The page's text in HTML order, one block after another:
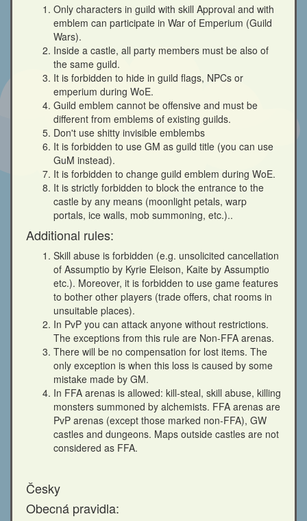
Only characters in guild with skill Approval and with
emblem can participate in War of Emperium (Guild
Wars).
Inside a castle, all party members must be also of
the same guild.
It is forbidden to hide in guild flags, NPCs or
emperium during WoE.
Guild emblem cannot be offensive and must be
different from emblems of existing guilds.
Don't use shitty invisible emblembs
It is forbidden to use GM as guild title (you can use
GuM instead).
It is forbidden to change guild emblem during WoE.
It is strictly forbidden to block the entrance to the
castle by any means (moonlight petals, warp
portals, ice walls, mob summoning, etc.)..
Additional rules:
Skill abuse is forbidden (e.g. unsolicited cancellation
of Assumptio by Kyrie Eleison, Kaite by Assumptio
etc.). Moreover, it is forbidden to use game features
to bother other players (trade offers, chat rooms in
unsuitable places).
In PvP you can attack anyone without restrictions.
The exceptions from this rule are Non-FFA arenas.
There will be no compensation for lost items. The
only exception is when this loss is caused by some
mistake made by GM.
In FFA arenas is allowed: kill-steal, skill abuse, killing
monsters summoned by alchemists. FFA arenas are
PvP arenas (except those marked non-FFA), GW
castles and dungeons. Maps outside castles are not
considered as FFA.
Česky
Obecná pravidla: